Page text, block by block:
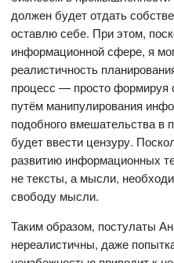
должен будет отдать
оставлю себе. При этом,
информационной сфере, я
реалистичность
процесс — просто формируя
путём манипулирования
подобного вмешательства в
будет ввести цензуру.
развитию информационных
не тексты, а мысли,
свободу мысли.
Таким образом, постулаты
нереалистичны, даже